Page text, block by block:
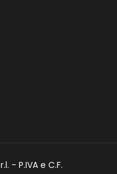
- P.IVA e C.F.